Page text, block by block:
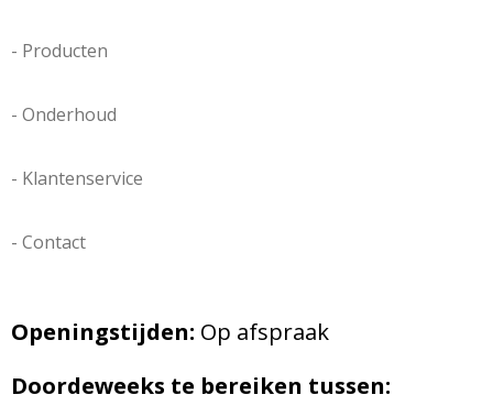
- Producten
- Onderhoud
- Klantenservice
- Contact
Openingstijden: Op afspraak
Doordeweeks te bereiken tussen: